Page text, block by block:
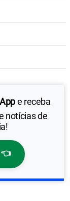
e receba
notícias de
👈